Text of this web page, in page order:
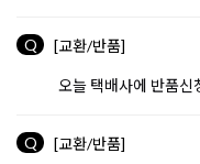
Q [교환/반품]
오늘 택배사에 반품신
Q [교환/반품]